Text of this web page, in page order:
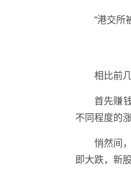
“港交所
相比前
首先赚
不同程度的
悄然间
即大跌，新